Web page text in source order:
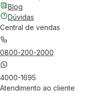
Blog
Dúvidas
Central de vendas
0800-200-2000
4000-1695
Atendimento ao cliente